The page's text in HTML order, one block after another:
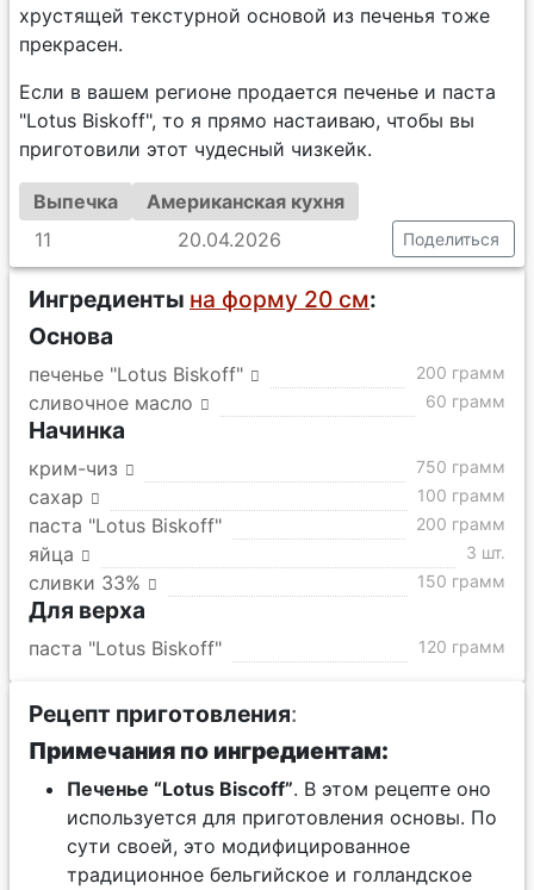
хрустящей текстурной основой из печенья тоже
прекрасен.
Если в вашем регионе продается печенье и паста
"Lotus Biskoff", то я прямо настаиваю, чтобы вы
приготовили этот чудесный чизкейк.
Выпечка
Американская кухня
11
20.04.2026 Поделиться
Ингредиенты на форму 20 см:
Основа
печенье "Lotus Biskoff" 200 грамм
сливочное масло 60 грамм
Начинка
крим-чиз 750 грамм
сахар 100 грамм
паста "Lotus Biskoff" 200 грамм
яйца 3 шт.
сливки 33% 150 грамм
Для верха
паста "Lotus Biskoff" 120 грамм
Рецепт приготовления:
Примечания по ингредиентам:
Печенье “Lotus Bisсoff”. В этом рецепте оно
используется для приготовления основы. По
сути своей, это модифицированное
традиционное бельгийское и голландское